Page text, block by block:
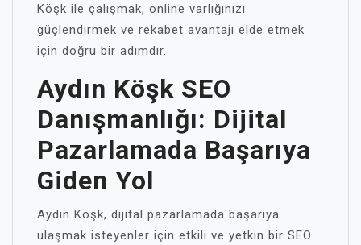
Köşk ile çalışmak, online varlığınızı
güçlendirmek ve rekabet avantajı elde etmek
için doğru bir adımdır.
Aydın Köşk SEO
Danışmanlığı: Dijital
Pazarlamada Başarıya
Giden Yol
Aydın Köşk, dijital pazarlamada başarıya
ulaşmak isteyenler için etkili ve yetkin bir SEO